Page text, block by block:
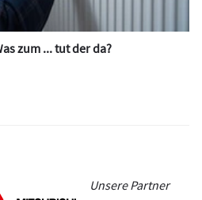
zum ... tut der da?
Unsere Partner